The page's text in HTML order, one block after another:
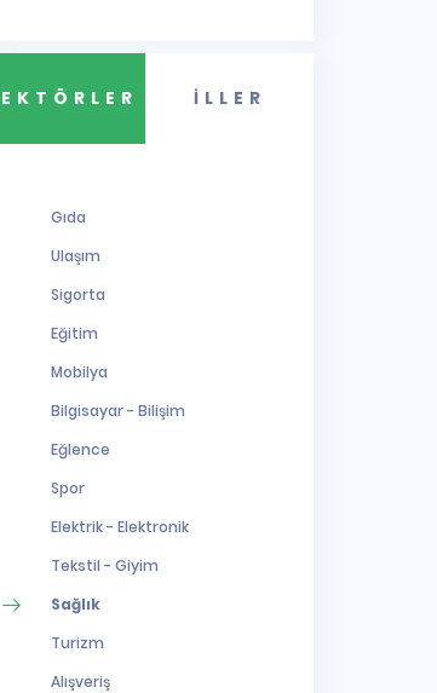
İLLER
Gıda
Ulaşım
Sigorta
Eğitim
Mobilya
Bilgisayar - Bilişim
Eğlence
Spor
Elektrik - Elektronik
Tekstil - Giyim
Sağlık
Turizm
Alışveriş